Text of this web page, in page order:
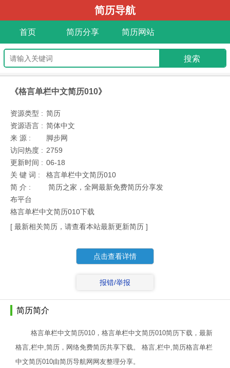
简历导航
首页 简历分享 简历网站
《格言单栏中文简历010》
资源类型 : 简历
资源语言 : 简体中文
来 源 :
脚步网
访问热度 : 2759
更新时间 : 06-18
关 键 词 :
格言单栏中文简历010
简 介 :
简历之家，全网最新免费简历分享发
布平台
格言单栏中文简历010下载
[ 最新相关简历，请查看本站最新更新简历 ]
点击查看详情
报错/举报
简历简介
格言单栏中文简历010，格言单栏中文简历010简历下载，最新
格言,栏中,简历，网络免费简历共享下载。 格言,栏中,简历格言单栏
中文简历010由简历导航网网友整理分享。